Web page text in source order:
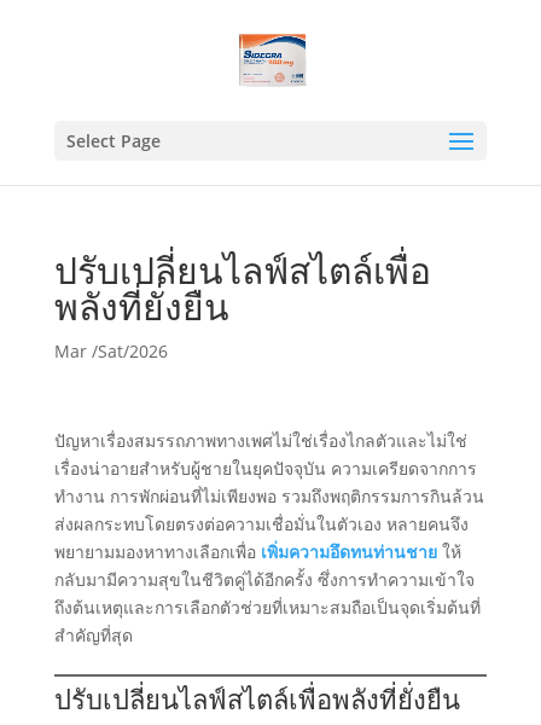
Select Page
ปรับเปลี่ยนไลฟ์สไตล์เพื่อ
พลังที่ยั่งยืน
Mar /Sat/2026
ปัญหาเรื่องสมรรถภาพทางเพศไม่ใช่เรื่องไกลตัวและไม่ใช่
เรื่องน่าอายสำหรับผู้ชายในยุคปัจจุบัน ความเครียดจากการ
ทำงาน การพักผ่อนที่ไม่เพียงพอ รวมถึงพฤติกรรมการกินล้วน
ส่งผลกระทบโดยตรงต่อความเชื่อมั่นในตัวเอง หลายคนจึง
พยายามมองหาทางเลือกเพื่อ เพิ่มความอึดทนท่านชาย ให้
กลับมามีความสุขในชีวิตคู่ได้อีกครั้ง ซึ่งการทำความเข้าใจ
ถึงต้นเหตุและการเลือกตัวช่วยที่เหมาะสมถือเป็นจุดเริ่มต้นที่
สำคัญที่สุด
ปรับเปลี่ยนไลฟ์สไตล์เพื่อพลังที่ยั่งยืน